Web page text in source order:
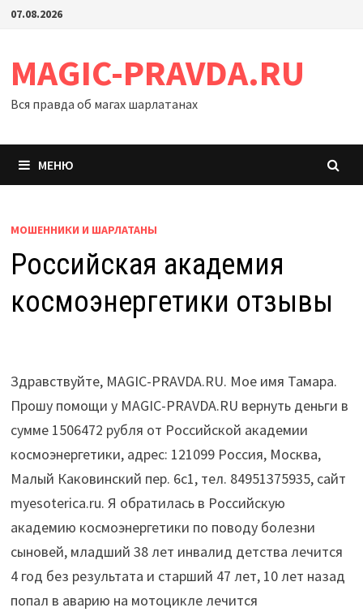
Перейти
07.08.2026
MAGIC-PRAVDA.RU
Вся правда об магах шарлатанах
МЕНЮ
МОШЕННИКИ И ШАРЛАТАНЫ
Российская академия
космоэнергетики отзывы
Здравствуйте, MAGIC-PRAVDA.RU. Мое имя Тамара.
Прошу помощи у MAGIC-PRAVDA.RU вернуть деньги в
сумме 1506472 рубля от Российской академии
космоэнергетики, адрес: 121099 Россия, Москва,
Малый Каковинский пер. 6с1, тел. 84951375935, сайт
myesoterica.ru. Я обратилась в Российскую
академию космоэнергетики по поводу болезни
сыновей, младший 38 лет инвалид детства лечится
4 год без результата и старший 47 лет, 10 лет назад
попал в аварию на мотоцикле лечится